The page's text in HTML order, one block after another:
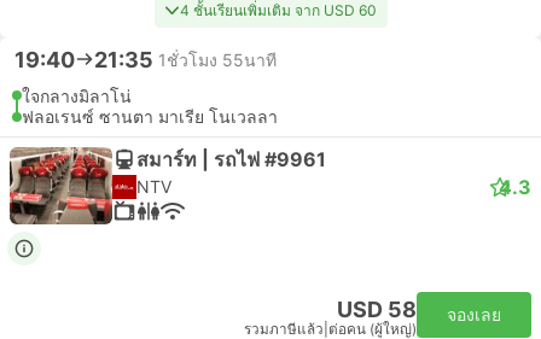
4 ชั้นเรียนเพิ่มเติม จาก USD 60
19:40 21:35 1ชั่วโมง 55นาที
ใจกลางมิลาโน่
ฟลอเรนซ์ ซานตา มาเรีย โนเวลลา
สมาร์ท | รถไฟ #9961
NTV 4.3
USD 58
รวมภาษีแล้ว ต่อคน (ผู้ใหญ่)
จองเลย